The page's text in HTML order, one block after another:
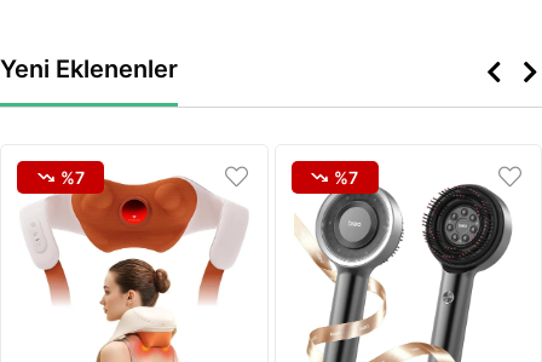
Yeni Eklenenler
%7 %7